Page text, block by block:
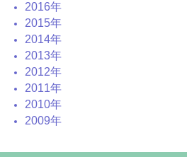
2016年
2015年
2014年
2013年
2012年
2011年
2010年
2009年